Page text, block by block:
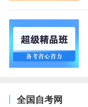
全国自考网